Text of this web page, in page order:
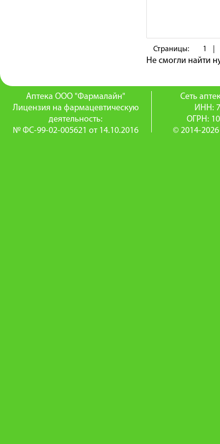
Страницы: 1
Не смогли найти
Аптека ООО "Фармалайн"
Лицензия на фармацевтическую
деятельность:
№ ФС-99-02-005621 от 14.10.2016
Сеть
ИНН:
ОГРН:
© 2014-